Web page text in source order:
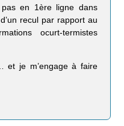
en 1ère ligne dans
recul par rapport au
ocurt-termistes
et je m’engage à faire